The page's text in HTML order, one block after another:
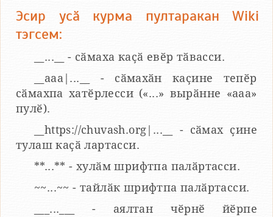
Эсир усӑ курма пултаракан Wiki
тэгсем:
__...__ - сӑмаха каҫӑ евӗр тӑвасси.
__aaa|...__ - сӑмахӑн каҫине тепӗр
сӑмахпа хатӗрлесси («...» вырӑнне «ааа»
пулӗ).
__https://chuvash.org|...__ - сӑмах ҫине
тулаш каҫӑ лартасси.
**...** - хулӑм шрифтпа палӑртасси.
~~...~~ - тайлӑк шрифтпа палӑртасси.
___...___ - аялтан чӗрнӗ йӗрпе